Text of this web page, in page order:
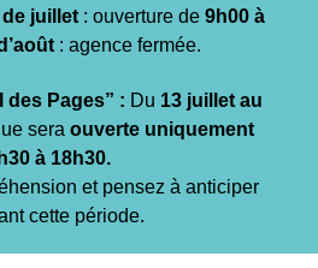
juillet : ouverture de 9h00 à
: agence fermée.
des Pages” : Du 13 juillet au
sera ouverte uniquement
à 18h30.
et pensez à anticiper
cette période.